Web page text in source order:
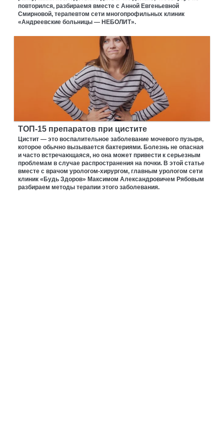
повторился, разбираемя вместе с Анной Евгеньевной
Смирновой, терапевтом сети многопрофильных клиник
«Андреевские больницы — НЕБОЛИТ».
ТОП-15 препаратов при цистите
Цистит — это воспалительное заболевание мочевого пузыря,
которое обычно вызывается бактериями. Болезнь не опасная
и часто встречающаяся, но она может привести к серьезным
проблемам в случае распространения на почки. В этой статье
вместе с врачом урологом-хирургом, главным урологом сети
клиник «Будь Здоров» Максимом Александровичем Рябовым
разбираем методы терапии этого заболевания.